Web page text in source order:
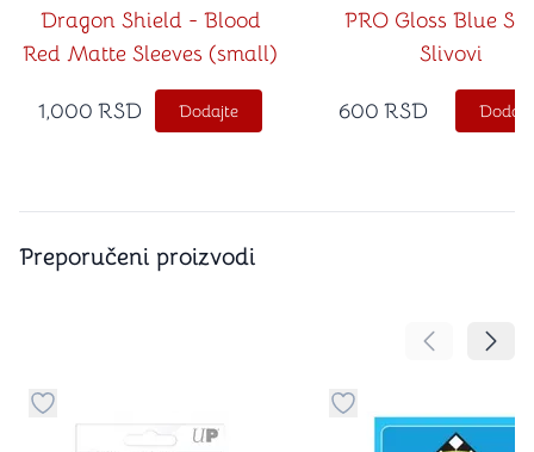
Dragon Shield - Blood
Red Matte Sleeves (small)
1,000 RSD Dodajte
PRO Gloss Blue
Slivovi
600 RSD
Preporučeni proizvodi
Pomeranje
Dugme za dodavanje stvari u kategoriju omiljeno
Dugme za dodavanje